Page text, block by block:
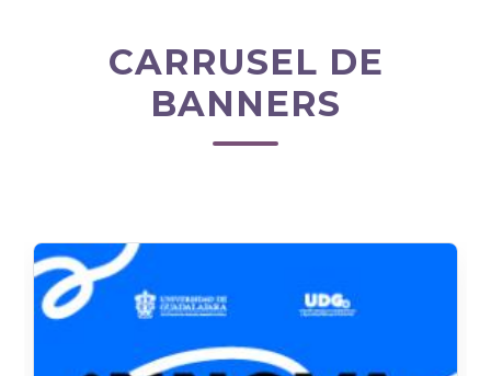
CARRUSEL DE
BANNERS